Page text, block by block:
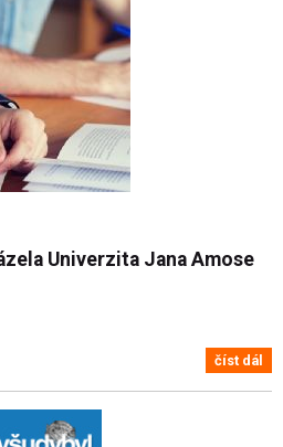
Univerzita Jana Amose
číst dál